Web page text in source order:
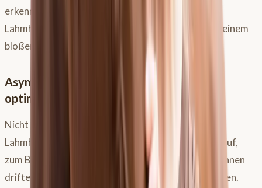
erkennbar. Die KI-Analyse kann hier helfen, subtile
Lahmheiten oder Asymmetrien aufzudecken, die deinem
bloßen Auge entgehen.
Asymmetrien erkennen und dein Training
optimieren
Nicht immer handelt es sich um offensichtliche
Lahmheiten. Auch Asymmetrien im Bewegungsablauf,
zum Beispiel wenn dein Pferd auf einer Hand nach innen
driftet, können zu vermehrtem Sattelrutschen führen.